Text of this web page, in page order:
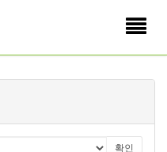
Toggle